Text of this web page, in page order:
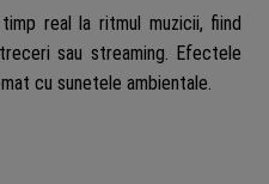
real la ritmul muzicii, fiind
sau streaming. Efectele
cu sunetele ambientale.